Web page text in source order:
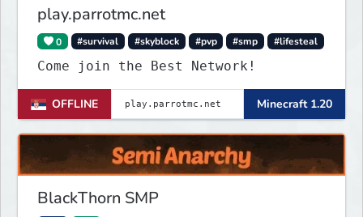
play.parrotmc.net
0 #survival #skyblock #pvp #smp #lifesteal
Come join the Best Network!
OFFLINE Minecraft 1.20
BlackThorn SMP